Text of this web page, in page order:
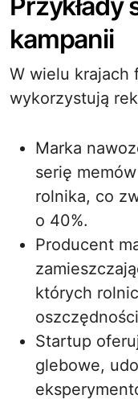
kampanii
W wielu krajach
wykorzystują
Marka
serię
rolnika, co
o 40%.
Producent
których
Startup
glebowe,